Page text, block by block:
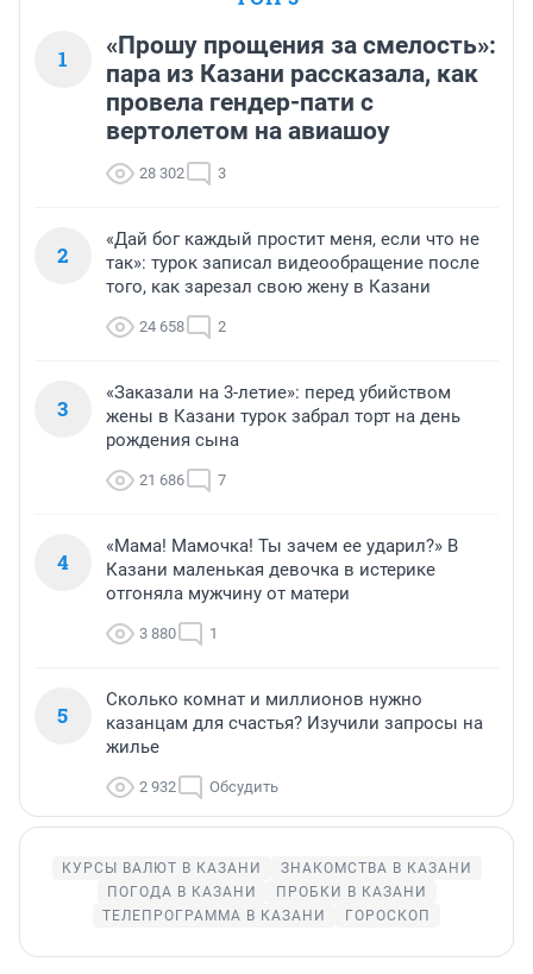
1
«Прошу прощения за смелость»:
пара из Казани рассказала, как
провела гендер-пати с
вертолетом на авиашоу
28 302 3
2
«Дай бог каждый простит меня, если что не
так»: турок записал видеообращение после
того, как зарезал свою жену в Казани
24 658 2
3
«Заказали на 3-летие»: перед убийством
жены в Казани турок забрал торт на день
рождения сына
21 686 7
4
«Мама! Мамочка! Ты зачем ее ударил?» В
Казани маленькая девочка в истерике
отгоняла мужчину от матери
3 880 1
5
Сколько комнат и миллионов нужно
казанцам для счастья? Изучили запросы на
жилье
2 932 Обсудить
КУРСЫ ВАЛЮТ В КАЗАНИ
ЗНАКОМСТВА В КАЗАНИ
ПОГОДА В КАЗАНИ
ПРОБКИ В КАЗАНИ
ТЕЛЕПРОГРАММА В КАЗАНИ
ГОРОСКОП